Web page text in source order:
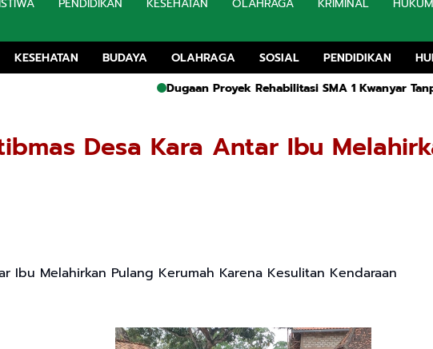
KESEHATAN BUDAYA OLAHRAGA SOSIAL PENDIDIKAN
Dugaan Proyek Rehabilitasi SMA 1 Kwanyar Tanpa
Desa Kara Antar Ibu
Ibu Melahirkan Pulang Kerumah Karena Kesulitan Kendaraan